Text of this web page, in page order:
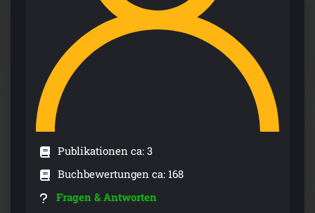
Publikationen ca: 3
Buchbewertungen ca: 168
Fragen & Antworten